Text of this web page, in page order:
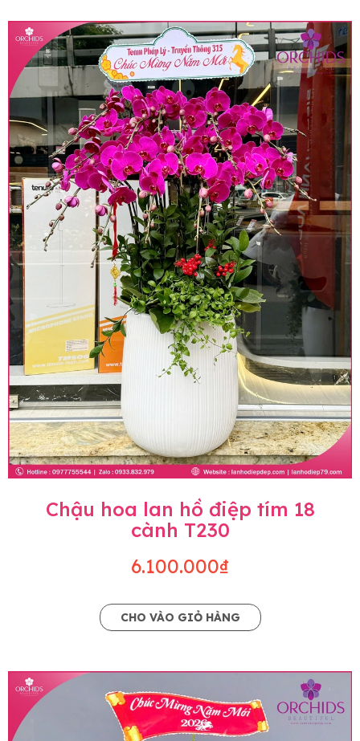
Chậu hoa lan hồ điệp tím 18
cành T230
6.100.000₫
CHO VÀO GIỎ HÀNG